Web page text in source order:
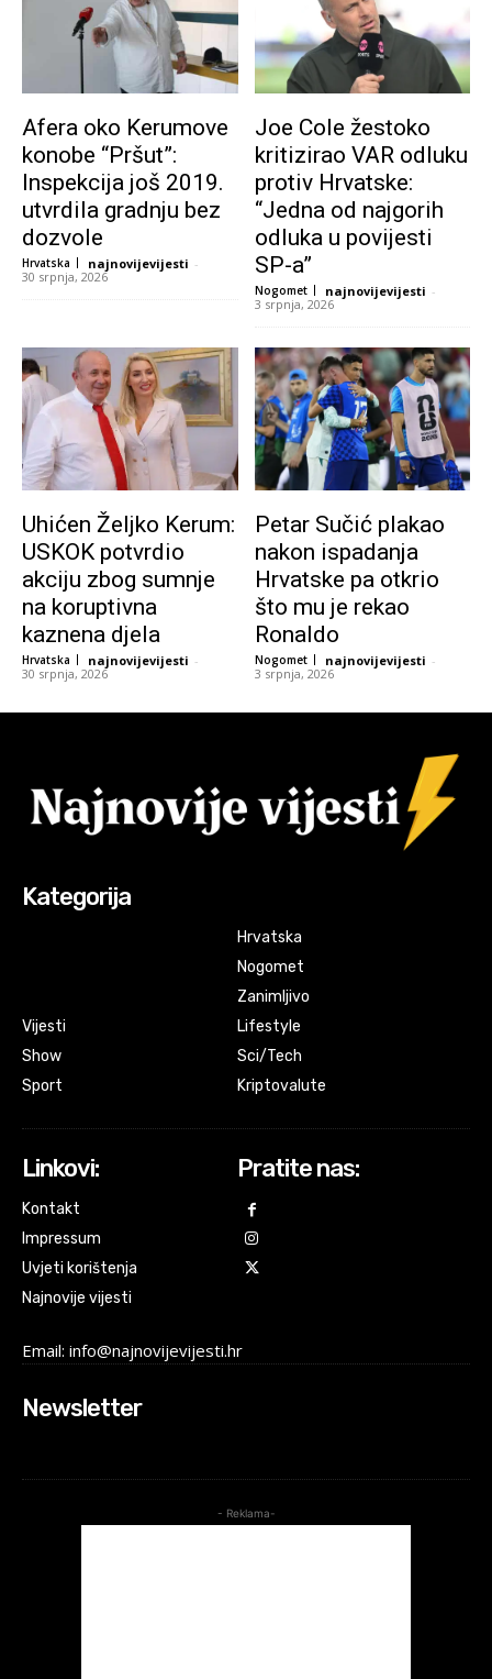
Afera oko Kerumove
konobe “Pršut”:
Inspekcija još 2019.
utvrdila gradnju bez
dozvole
Hrvatska najnovijevijesti -
30 srpnja, 2026
Joe Cole žestoko
kritizirao VAR odluku
protiv Hrvatske:
“Jedna od najgorih
odluka u povijesti
SP-a”
Nogomet najnovijevijesti -
3 srpnja, 2026
Uhićen Željko Kerum:
USKOK potvrdio
akciju zbog sumnje
na koruptivna
kaznena djela
Hrvatska najnovijevijesti -
30 srpnja, 2026
Petar Sučić plakao
nakon ispadanja
Hrvatske pa otkrio
što mu je rekao
Ronaldo
Nogomet najnovijevijesti -
3 srpnja, 2026
Kategorija
Vijesti
Show
Sport
Hrvatska
Nogomet
Zanimljivo
Lifestyle
Sci/Tech
Kriptovalute
Linkovi:
Kontakt
Impressum
Uvjeti korištenja
Najnovije vijesti
Pratite nas:
Email: info@najnovijevijesti.hr
Newsletter
- Reklama-